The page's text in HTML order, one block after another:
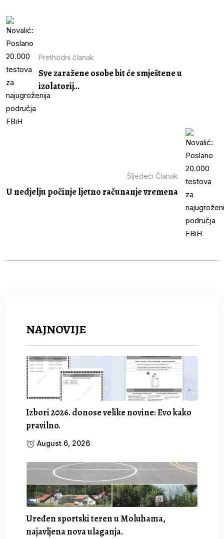
Prethodni članak
Sve zaražene osobe bit će smještene u
izolatorij...
Sljedeći Članak
U nedjelju počinje ljetno računanje vremena
NAJNOVIJE
Izbori 2026. donose velike novine: Evo kako
pravilno.
August 6, 2026
Uređen sportski teren u Moluhama,
najavljena nova ulaganja.